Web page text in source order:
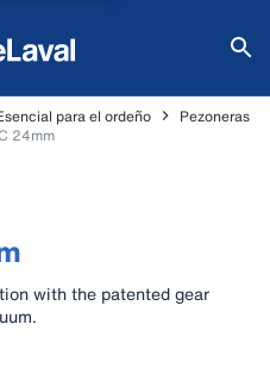
para el ordeño
Pezoneras
24mm
with the patented gear